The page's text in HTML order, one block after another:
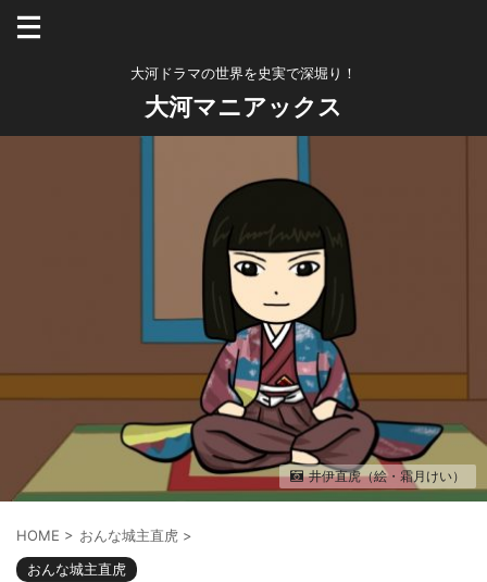
大河ドラマの世界を史実で深堀り！
大河マニアックス
井伊直虎（絵・霜月けい）
HOME > おんな城主直虎 >
おんな城主直虎